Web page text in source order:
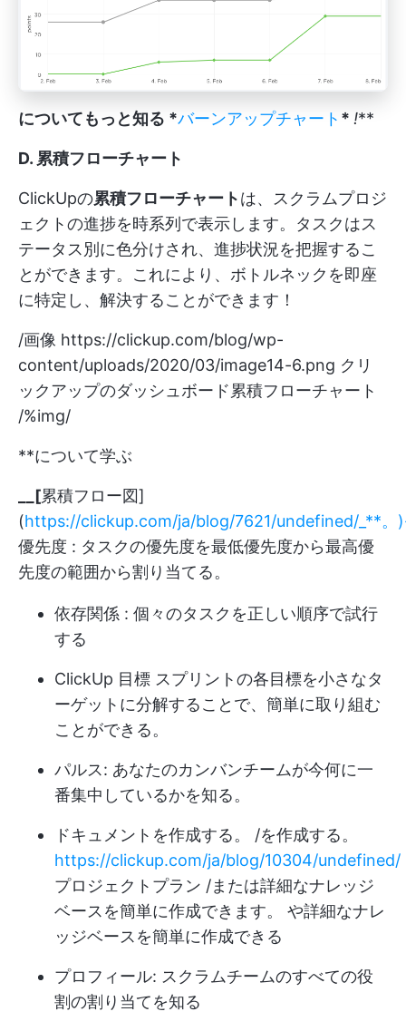
についてもっと知る *バーンアップチャート * !**
D. 累積フローチャート
ClickUpの累積フローチャートは、スクラムプロジ
ェクトの進捗を時系列で表示します。タスクはス
テータス別に色分けされ、進捗状況を把握するこ
とができます。これにより、ボトルネックを即座
に特定し、解決することができます！
/画像 https://clickup.com/blog/wp-
content/uploads/2020/03/image14-6.png クリ
ックアップのダッシュボード累積フローチャート
/%img/
**について学ぶ
__[累積フロー図]
(https://clickup.com/ja/blog/7621/undefined/_**。
優先度 : タスクの優先度を最低優先度から最高優
先度の範囲から割り当てる。
依存関係 : 個々のタスクを正しい順序で試行
する
ClickUp 目標 スプリントの各目標を小さなタ
ーゲットに分解することで、簡単に取り組む
ことができる。
パルス: あなたのカンバンチームが今何に一
番集中しているかを知る。
ドキュメントを作成する。 /を作成する。
https://clickup.com/ja/blog/10304/undefined/
プロジェクトプラン /または詳細なナレッジ
ベースを簡単に作成できます。 や詳細なナレ
ッジベースを簡単に作成できる
プロフィール: スクラムチームのすべての役
割の割り当てを知る